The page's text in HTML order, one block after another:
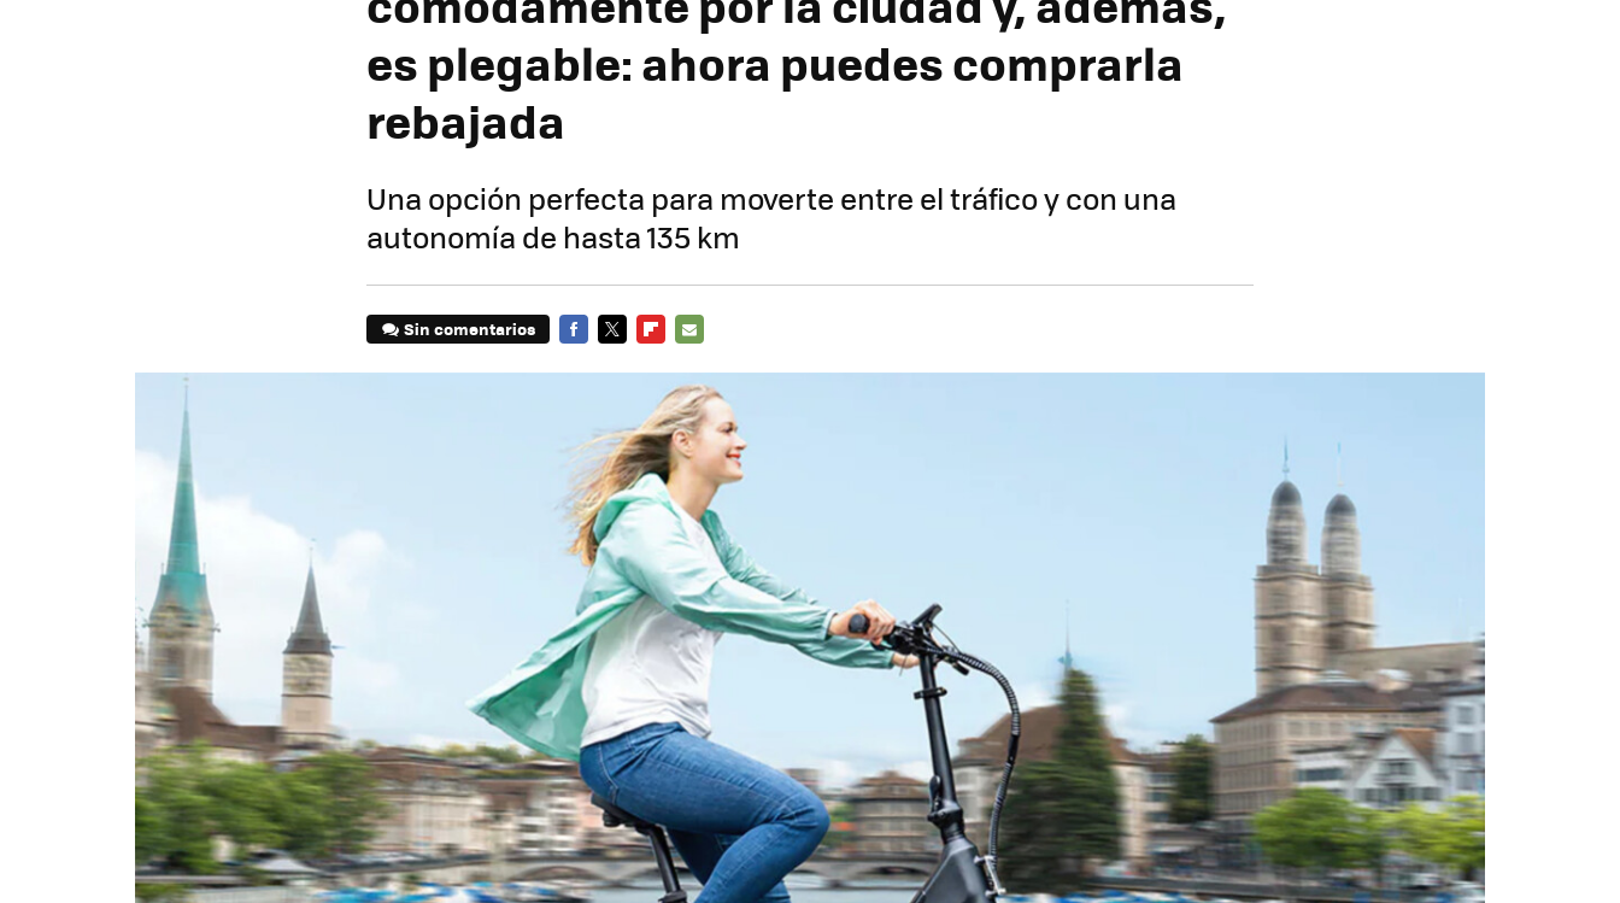
es plegable: ahora puedes comprarla
rebajada
Una opción perfecta para moverte entre el tráfico y con una
autonomía de hasta 135 km
Sin comentarios
MAIL